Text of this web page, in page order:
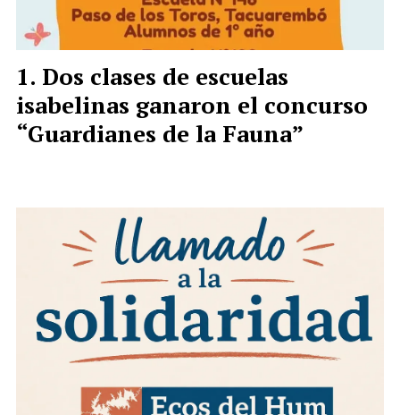
Dos clases de escuelas
isabelinas ganaron el concurso
“Guardianes de la Fauna”